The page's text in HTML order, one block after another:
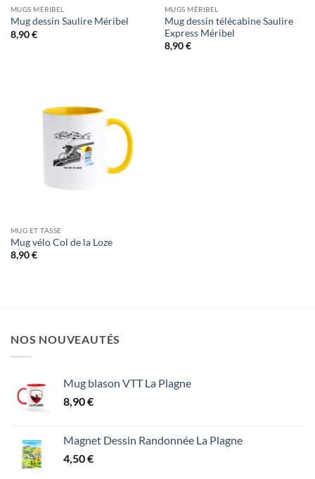
MUGS MÉRIBEL
Mug dessin Saulire Méribel
8,90€
MUGS MÉRIBEL
Mug dessin télécabine Saulire
Express Méribel
8,90€
MUG ET TASSE
Mug vélo Col de la Loze
8,90€
NOS NOUVEAUTÉS
Mug blason VTT La Plagne
8,90€
Magnet Dessin Randonnée La Plagne
4,50€